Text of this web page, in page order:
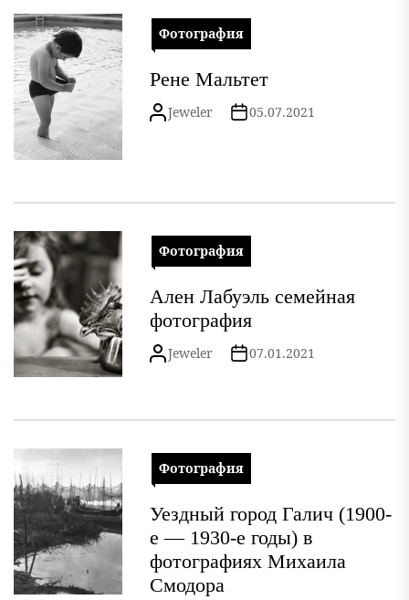
Фотография
Рене Мальтет
Jeweler 05.07.2021
Фотография
Ален Лабуэль семейная
фотография
Jeweler 07.01.2021
Фотография
Уездный город Галич (1900-
е — 1930-е годы) в
фотографиях Михаила
Смодора